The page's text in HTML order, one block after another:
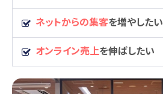
ネットからの集客を増やしたい
オンライン売上を伸ばしたい